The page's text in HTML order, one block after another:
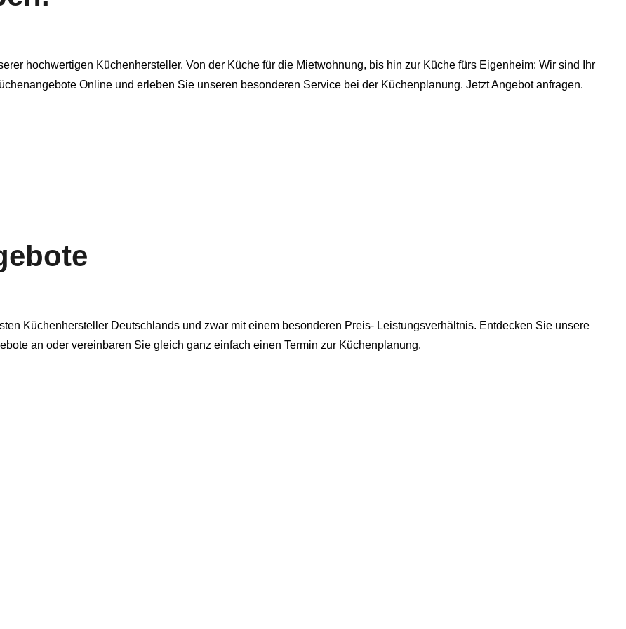
hochwertigen Küchenhersteller. Von der Küche für die Mietwohnung, bis hin zur Küche fürs Eigenheim: Wir sind Ihr
Online und erleben Sie unseren besonderen Service bei der Küchenplanung. Jetzt Angebot anfragen.
Küchenhersteller Deutschlands und zwar mit einem besonderen Preis- Leistungsverhältnis. Entdecken Sie unsere
an oder vereinbaren Sie gleich ganz einfach einen Termin zur Küchenplanung.